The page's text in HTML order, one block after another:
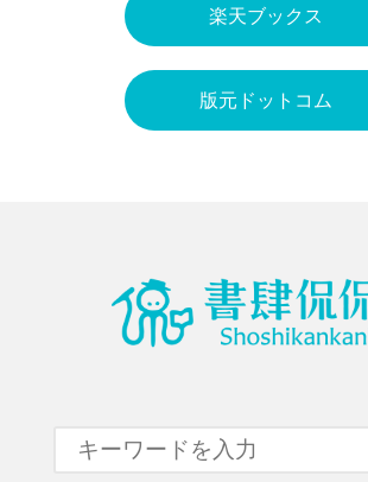
楽天ブックス
版元ドットコム